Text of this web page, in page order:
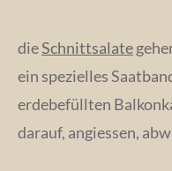
dieSchnittsalate
ein spezielles
erdebefüllten
darauf, angiessen,